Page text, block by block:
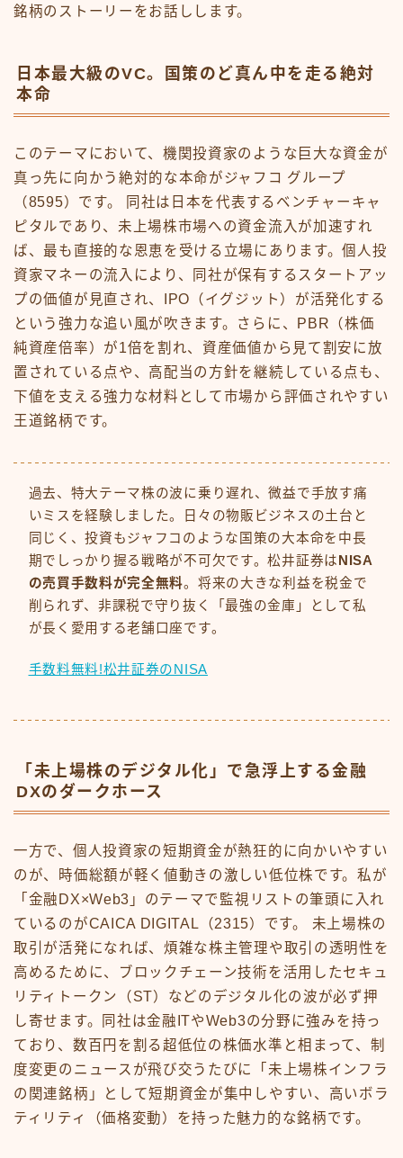
銘柄のストーリーをお話しします。
日本最大級のVC。国策のど真ん中を走る絶対
本命
このテーマにおいて、機関投資家のような巨大な資金が
真っ先に向かう絶対的な本命がジャフコ グループ
（8595）です。 同社は日本を代表するベンチャーキャ
ピタルであり、未上場株市場への資金流入が加速すれ
ば、最も直接的な恩恵を受ける立場にあります。個人投
資家マネーの流入により、同社が保有するスタートアッ
プの価値が見直され、IPO（イグジット）が活発化する
という強力な追い風が吹きます。さらに、PBR（株価
純資産倍率）が1倍を割れ、資産価値から見て割安に放
置されている点や、高配当の方針を継続している点も、
下値を支える強力な材料として市場から評価されやすい
王道銘柄です。
過去、特大テーマ株の波に乗り遅れ、微益で手放す痛
いミスを経験しました。日々の物販ビジネスの土台と
同じく、投資もジャフコのような国策の大本命を中長
期でしっかり握る戦略が不可欠です。松井証券は NISA
の売買手数料が完全無料。将来の大きな利益を税金で
削られず、非課税で守り抜く「最強の金庫」として私
が長く愛用する老舗口座です。
手数料無料!松井証券のNISA
「未上場株のデジタル化」で急浮上する金融
DXのダークホース
一方で、個人投資家の短期資金が熱狂的に向かいやすい
のが、時価総額が軽く値動きの激しい低位株です。私が
「金融DX×Web3」のテーマで監視リストの筆頭に入れ
ているのがCAICA DIGITAL（2315）です。 未上場株の
取引が活発になれば、煩雑な株主管理や取引の透明性を
高めるために、ブロックチェーン技術を活用したセキュ
リティトークン（ST）などのデジタル化の波が必ず押
し寄せます。同社は金融ITやWeb3の分野に強みを持っ
ており、数百円を割る超低位の株価水準と相まって、制
度変更のニュースが飛び交うたびに「未上場株インフラ
の関連銘柄」として短期資金が集中しやすい、高いボラ
ティリティ（価格変動）を持った魅力的な銘柄です。